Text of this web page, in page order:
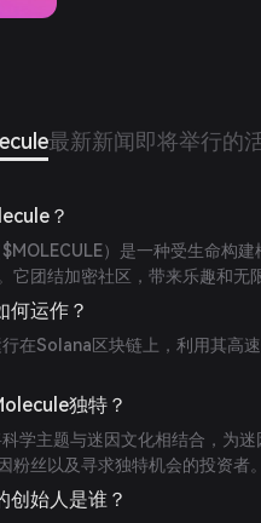
最新新闻即将举行的
？
）是一种受生命构
它团结加密社区，带来乐趣和无
何运作？
在Solana区块链上，利用其高
独特？
学主题与迷因文化相结合，为
粉丝以及寻求独特机会的投资者。
创始人是谁？